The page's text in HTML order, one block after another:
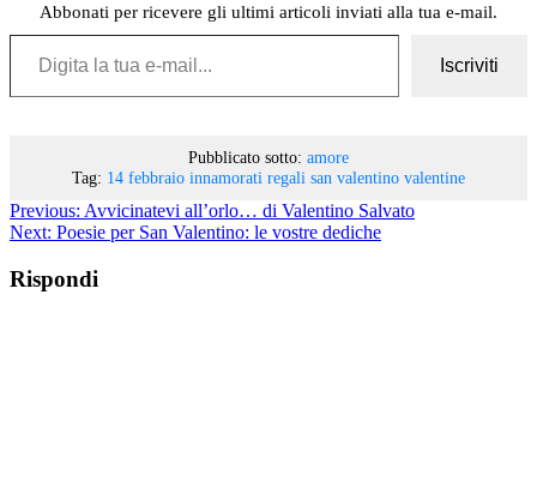
Abbonati per ricevere gli ultimi articoli inviati alla tua e-mail.
Digita la tua e-mail...
Iscriviti
Pubblicato sotto: amore
Tag: 14 febbraio innamorati regali san valentino valentine
Previous: Avvicinatevi all’orlo… di Valentino Salvato
Next: Poesie per San Valentino: le vostre dediche
Rispondi